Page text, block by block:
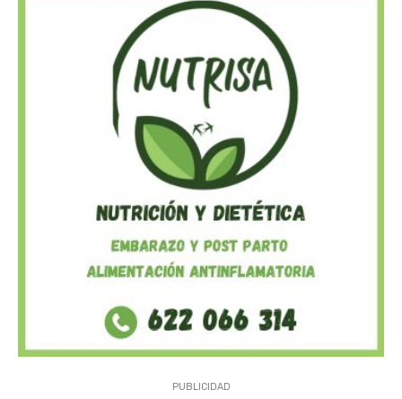
PUBLICIDAD